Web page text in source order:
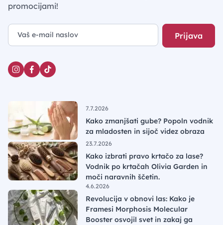
promocijami!
Prijava
7.7.2026
Kako zmanjšati gube? Popoln vodnik
za mladosten in sijoč videz obraza
23.7.2026
Kako izbrati pravo krtačo za lase?
Vodnik po krtačah Olivia Garden in
moči naravnih ščetin.
4.6.2026
Revolucija v obnovi las: Kako je
Framesi Morphosis Molecular
Booster osvojil svet in zakaj ga